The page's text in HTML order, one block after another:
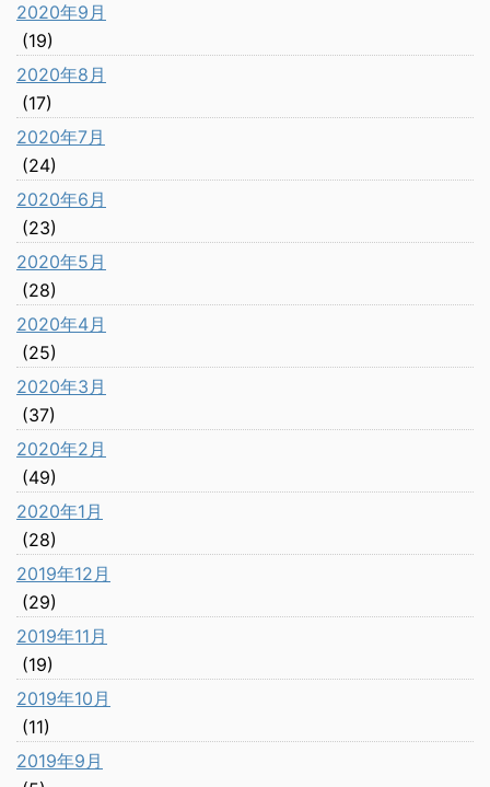
2020年9月
(19)
2020年8月
(17)
2020年7月
(24)
2020年6月
(23)
2020年5月
(28)
2020年4月
(25)
2020年3月
(37)
2020年2月
(49)
2020年1月
(28)
2019年12月
(29)
2019年11月
(19)
2019年10月
(11)
2019年9月